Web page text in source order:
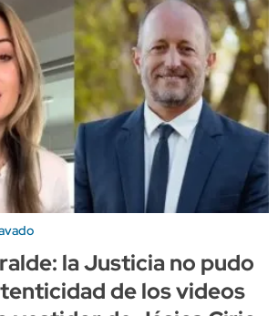
la Justicia no pudo
de los videos